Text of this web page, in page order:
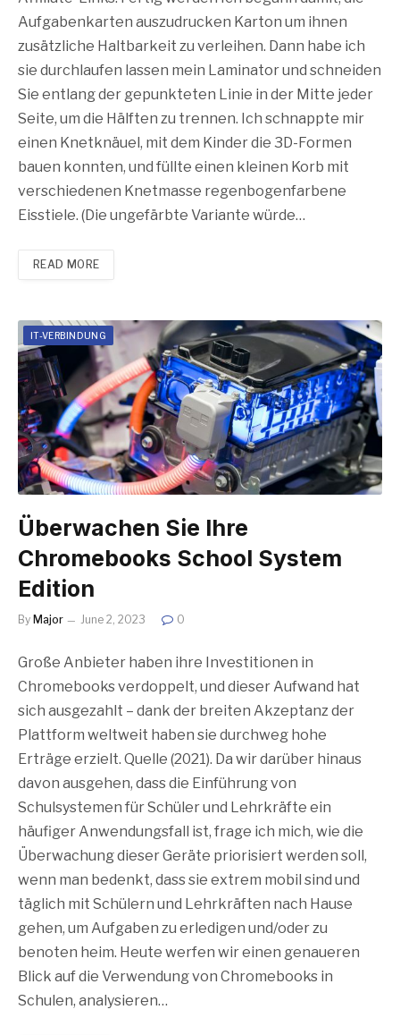
Aufgabenkarten auszudrucken Karton um ihnen
zusätzliche Haltbarkeit zu verleihen. Dann habe ich
sie durchlaufen lassen mein Laminator und schneiden
Sie entlang der gepunkteten Linie in der Mitte jeder
Seite, um die Hälften zu trennen. Ich schnappte mir
einen Knetknäuel, mit dem Kinder die 3D-Formen
bauen konnten, und füllte einen kleinen Korb mit
verschiedenen Knetmasse regenbogenfarbene
Eisstiele. (Die ungefärbte Variante würde…
READ MORE
IT-VERBINDUNG
Überwachen Sie Ihre
Chromebooks School System
Edition
By Major June 2, 2023 0
Große Anbieter haben ihre Investitionen in
Chromebooks verdoppelt, und dieser Aufwand hat
sich ausgezahlt – dank der breiten Akzeptanz der
Plattform weltweit haben sie durchweg hohe
Erträge erzielt. Quelle (2021). Da wir darüber hinaus
davon ausgehen, dass die Einführung von
Schulsystemen für Schüler und Lehrkräfte ein
häufiger Anwendungsfall ist, frage ich mich, wie die
Überwachung dieser Geräte priorisiert werden soll,
wenn man bedenkt, dass sie extrem mobil sind und
täglich mit Schülern und Lehrkräften nach Hause
gehen, um Aufgaben zu erledigen und/oder zu
benoten heim. Heute werfen wir einen genaueren
Blick auf die Verwendung von Chromebooks in
Schulen, analysieren…